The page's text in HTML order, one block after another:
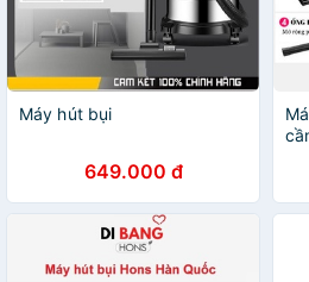
Máy hút bụi
649.000 đ